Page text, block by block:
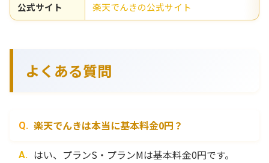
公式サイト 楽天でんきの公式サイト
よくある質問
楽天でんきは本当に基本料金0円？
はい、プランS・プランMは基本料金0円です。